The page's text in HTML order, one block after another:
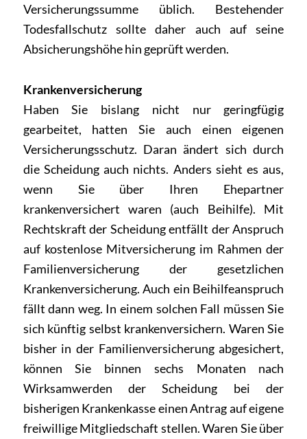
Versicherungssumme üblich. Bestehender
Todesfallschutz sollte daher auch auf seine
Absicherungshöhe hin geprüft werden.
Krankenversicherung
Haben Sie bislang nicht nur geringfügig
gearbeitet, hatten Sie auch einen eigenen
Versicherungsschutz. Daran ändert sich durch
die Scheidung auch nichts. Anders sieht es aus,
wenn Sie über Ihren Ehepartner
krankenversichert waren (auch Beihilfe). Mit
Rechtskraft der Scheidung entfällt der Anspruch
auf kostenlose Mitversicherung im Rahmen der
Familienversicherung der gesetzlichen
Krankenversicherung. Auch ein Beihilfeanspruch
fällt dann weg. In einem solchen Fall müssen Sie
sich künftig selbst krankenversichern. Waren Sie
bisher in der Familienversicherung abgesichert,
können Sie binnen sechs Monaten nach
Wirksamwerden der Scheidung bei der
bisherigen Krankenkasse einen Antrag auf eigene
freiwillige Mitgliedschaft stellen. Waren Sie über